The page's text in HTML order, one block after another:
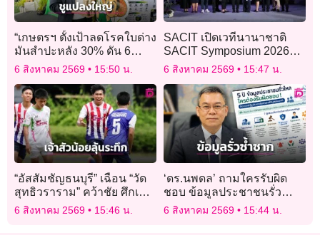
“เกษตรฯ ตั้งเป้าลดโรคใบด่าง
มันสำปะหลัง 30% ดัน 6
แนวทางสู่การปฏิบัติ
6 สิงหาคม 2569 15:50 น.
SACIT เปิดเวทีนานาชาติ
SACIT Symposium 2026
ดันไทยศูนย์กลางองค์ความรู้
6 สิงหาคม 2569 15:47 น.
“อัสสัมชัญธนบุรี” เฉือน “วัด
สุทธิวราราม” คว้าชัย ศึกเดลิ
นิวส์ คัพ 2026 รุ่น 16 ปี ก
6 สิงหาคม 2569 15:46 น.
‘ดร.นพดล’ ถามใครรับผิด
ชอบ ข้อมูลประชาชนรั่วซ้ำ 5
ปี ชงปฏิรูประบบคุ้มครอง
6 สิงหาคม 2569 15:44 น.